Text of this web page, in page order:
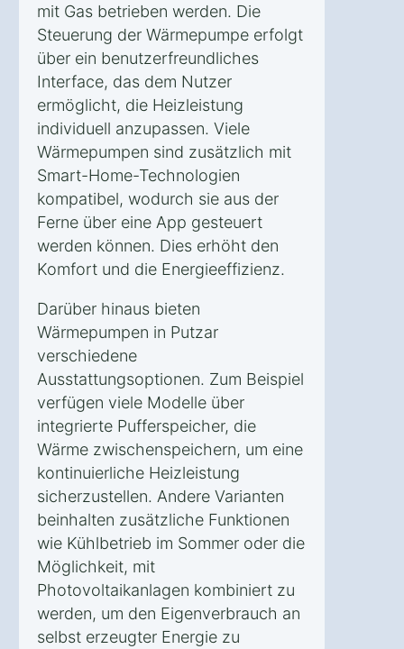
mit Gas betrieben werden. Die
Steuerung der Wärmepumpe erfolgt
über ein benutzerfreundliches
Interface, das dem Nutzer
ermöglicht, die Heizleistung
individuell anzupassen. Viele
Wärmepumpen sind zusätzlich mit
Smart-Home-Technologien
kompatibel, wodurch sie aus der
Ferne über eine App gesteuert
werden können. Dies erhöht den
Komfort und die Energieeffizienz.
Darüber hinaus bieten
Wärmepumpen in Putzar
verschiedene
Ausstattungsoptionen. Zum Beispiel
verfügen viele Modelle über
integrierte Pufferspeicher, die
Wärme zwischenspeichern, um eine
kontinuierliche Heizleistung
sicherzustellen. Andere Varianten
beinhalten zusätzliche Funktionen
wie Kühlbetrieb im Sommer oder die
Möglichkeit, mit
Photovoltaikanlagen kombiniert zu
werden, um den Eigenverbrauch an
selbst erzeugter Energie zu